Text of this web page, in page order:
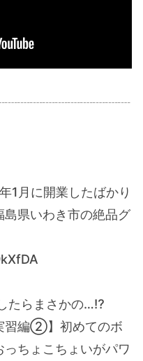
月に開業したばかり
県いわき市の絶品グ
たらまさかの…⁉
習編②】初めてのボ
ちょこちょいがパワ